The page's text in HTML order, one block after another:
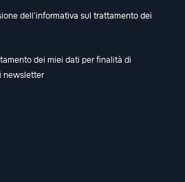
dell'informativa sul trattamento dei
dei miei dati per finalità di
newsletter